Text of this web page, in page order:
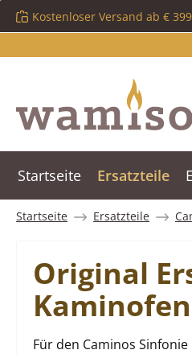
Hauptinhalt springen
Zur Suche springen
Zur Hauptnavigation
Kostenloser Versand ab €
Startseite Ersatzteile
Startseite Ersatzteile
Original
Kaminofen
Für den Caminos